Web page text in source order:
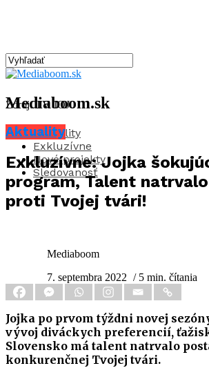
Mediaboom.sk
Aktuality
Exkluzívne
Nové projekty
Sledovanosť
Zdroj: TV JOJ
Aktuality
Exkluzívne: Jojka
program, Talent
proti Tvojej tvári!
Mediaboom
7. septembra 2022 / 5 min. čítania
Jojka po prvom týždni novej
vývoj diváckych preferencií,
Slovensko má talent natrvalo
konkurenčnej Tvojej tvári.